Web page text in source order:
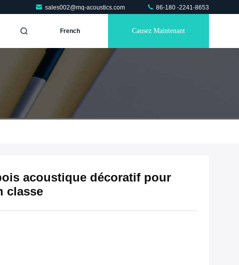
sales002@mq-acoustics.com 86-180 -2241-8653
French Causez Maintenant
acoustique décoratif pour
classe